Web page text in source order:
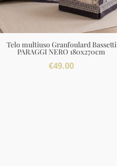
Telo multiuso Granfoulard Bassetti
PARAGGI NERO 180x270cm
€49.00